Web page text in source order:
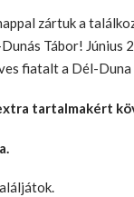
zártuk a
Tábor!
fiatalt a Dél-
tartalmakért